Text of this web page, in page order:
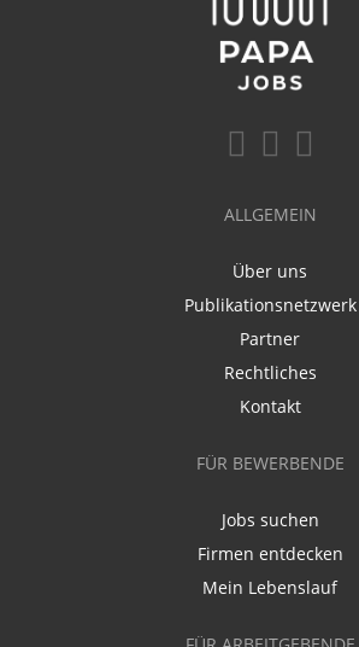
ALLGEMEIN
Über uns
Publikationsnetzwerk
Partner
Rechtliches
Kontakt
FÜR BEWERBENDE
Jobs suchen
Firmen entdecken
Mein Lebenslauf